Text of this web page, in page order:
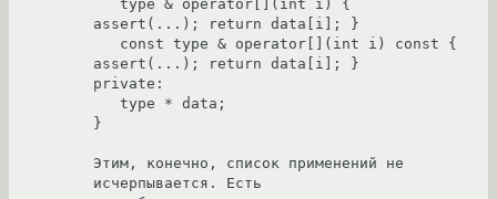
assert(...); return data[i]; }
assert(...); return data[i]; }
private:
}
Этим, конечно, список применений не
исчерпывается. Есть